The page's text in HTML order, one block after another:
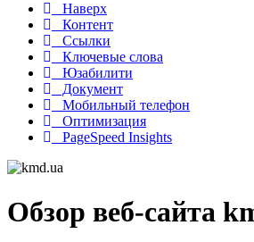
Наверх
Контент
Ссылки
Ключевые слова
Юзабилити
Документ
Мобильный телефон
Оптимизация
PageSpeed Insights
Обзор веб-сайта